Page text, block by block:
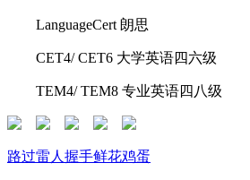
LanguageCert 朗思
CET4/ CET6 大学英语四六级
TEM4/ TEM8 专业英语四八级
路过雷人 握手鲜花鸡蛋